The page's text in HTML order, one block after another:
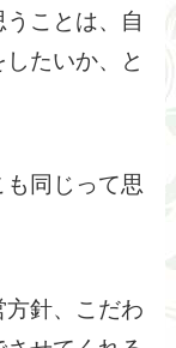
ことは、自
たいか、と
同じって思
針、こだわ